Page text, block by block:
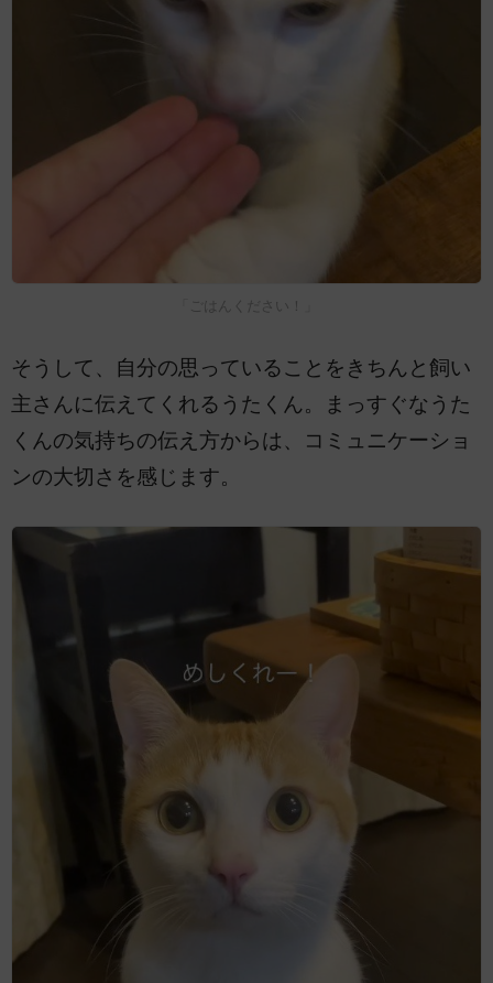
「ごはんください！」
そうして、自分の思っていることをきちんと飼い
主さんに伝えてくれるうたくん。まっすぐなうた
くんの気持ちの伝え方からは、コミュニケーショ
ンの大切さを感じます。